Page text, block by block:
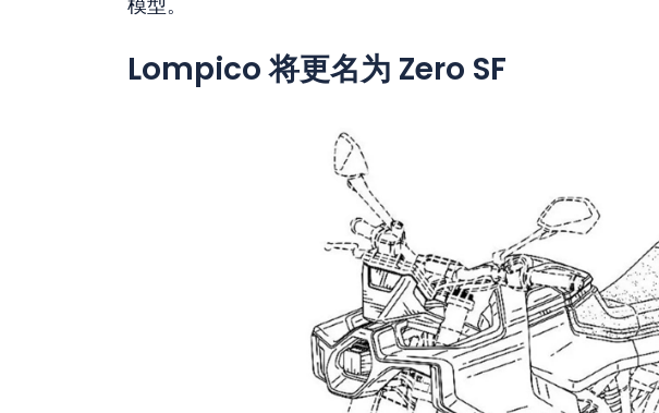
模型。
Lompico 将更名为 Zero SF